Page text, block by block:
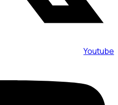
Youtube